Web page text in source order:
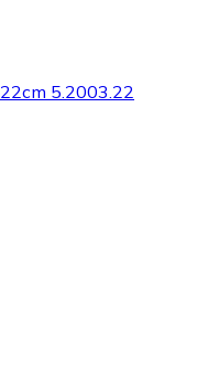
5.2003.22